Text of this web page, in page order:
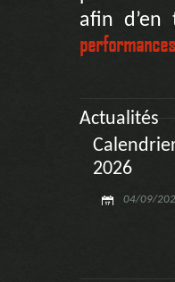
afin d’en
Actualités
2026
04/09/